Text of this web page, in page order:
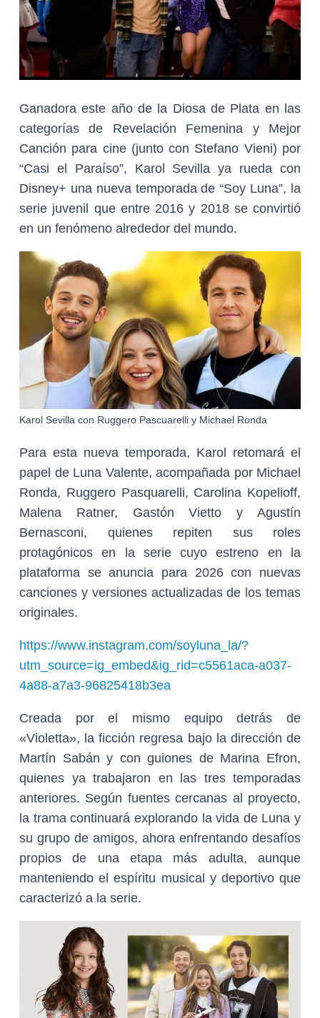
Ganadora este año de la Diosa de Plata en las
categorías de Revelación Femenina y Mejor
Canción para cine (junto con Stefano Vieni) por
“Casi el Paraíso”, Karol Sevilla ya rueda con
Disney+ una nueva temporada de “Soy Luna”, la
serie juvenil que entre 2016 y 2018 se convirtió
en un fenómeno alrededor del mundo.
Karol Sevilla con Ruggero Pascuarelli y Michael Ronda
Para esta nueva temporada, Karol retomará el
papel de Luna Valente, acompañada por Michael
Ronda, Ruggero Pasquarelli, Carolina Kopelioff,
Malena Ratner, Gastón Vietto y Agustín
Bernasconi, quienes repiten sus roles
protagónicos en la serie cuyo estreno en la
plataforma se anuncia para 2026 con nuevas
canciones y versiones actualizadas de los temas
originales.
https://www.instagram.com/soyluna_la/?
utm_source=ig_embed&ig_rid=c5561aca-a037-
4a88-a7a3-96825418b3ea
Creada por el mismo equipo detrás de
«Violetta», la ficción regresa bajo la dirección de
Martín Sabán y con guiones de Marina Efron,
quienes ya trabajaron en las tres temporadas
anteriores. Según fuentes cercanas al proyecto,
la trama continuará explorando la vida de Luna y
su grupo de amigos, ahora enfrentando desafíos
propios de una etapa más adulta, aunque
manteniendo el espíritu musical y deportivo que
caracterizó a la serie.